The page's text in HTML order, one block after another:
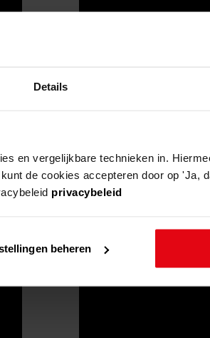
Details
en vergelijkbare technieken in.
de cookies accepteren door op 'Ja,
privacybeleid
beheren